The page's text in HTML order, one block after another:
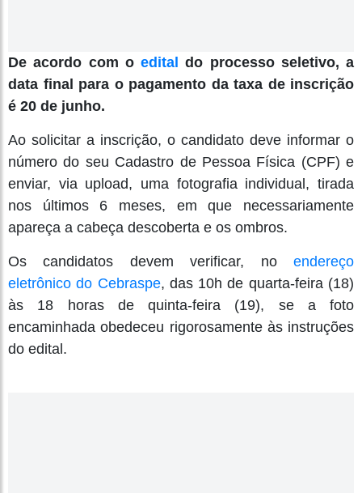
De acordo com o edital
do processo seletivo, a
data final para o pagamento da taxa de inscrição
é 20 de junho.
Ao solicitar a inscrição, o candidato deve informar o
número do seu Cadastro de Pessoa Física (CPF) e
enviar, via upload, uma fotografia individual, tirada
nos últimos 6 meses, em que necessariamente
apareça a cabeça descoberta e os ombros.
Os candidatos devem verificar, no endereço
eletrônico do Cebraspe, das 10h de quarta-feira (18)
às 18 horas de quinta-feira (19), se a foto
encaminhada obedeceu rigorosamente às instruções
do edital.